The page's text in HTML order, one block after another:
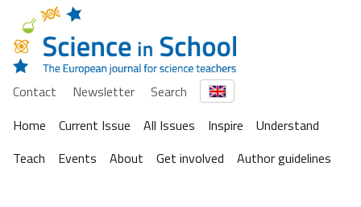
Contact Newsletter
Search
Home
Current Issue All Issues Inspire
Understand
Teach
Events About Get involved Author guidelines